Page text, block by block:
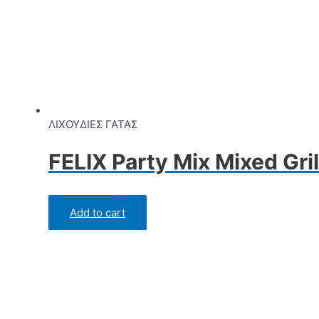
ΛΙΧΟΥΔΙΕΣ ΓΑΤΑΣ
FELIX Party Mix Mixed
Rated0out of 5
Add to cart